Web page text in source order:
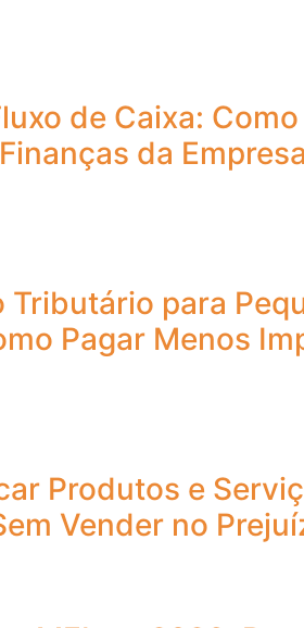
de Caixa: Como
da
Tributário para
Pagar Menos
Produtos e
Vender no